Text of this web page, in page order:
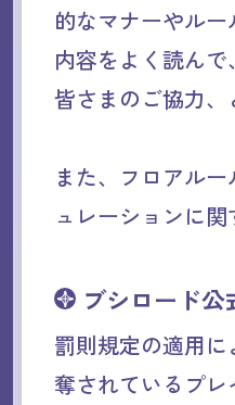
的なマナーやル
内容をよく読ん
皆さまのご協力
また、フロアル
ュレーションに
ブシロード
罰則規定の適用
奪されているプ